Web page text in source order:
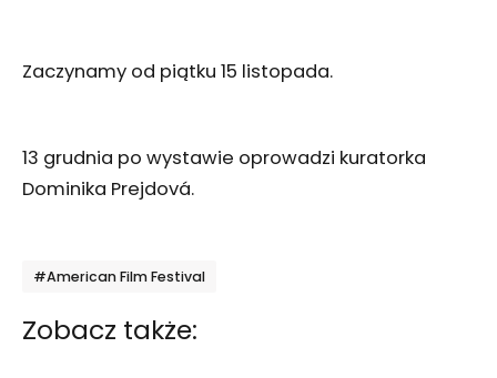
Zaczynamy od piątku 15 listopada.
13 grudnia po wystawie oprowadzi kuratorka
Dominika Prejdová.
#American Film Festival
Zobacz także: